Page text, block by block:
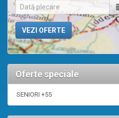
Oferte speciale
SENIORI +55